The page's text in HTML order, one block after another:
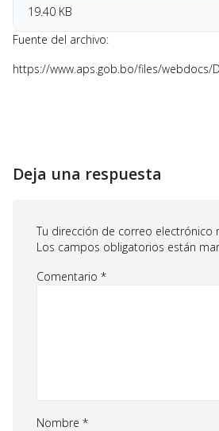
19.40 KB
Fuente del archivo:
https://www.aps.gob.bo/files/webdocs/
Deja una respuesta
Tu dirección de correo electrónico
Los campos obligatorios están
Comentario *
Nombre *